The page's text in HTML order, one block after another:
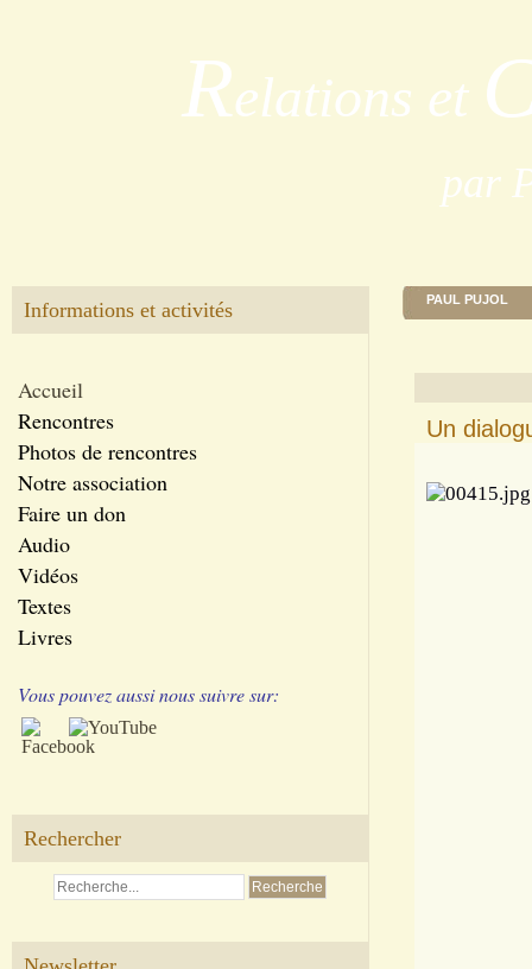
Relations et
par
Informations et activités
Accueil
Rencontres
Photos de rencontres
Notre association
Faire un don
Audio
Vidéos
Textes
Livres
Vous pouvez aussi nous suivre sur:
Rechercher
PAUL PUJOL
Un